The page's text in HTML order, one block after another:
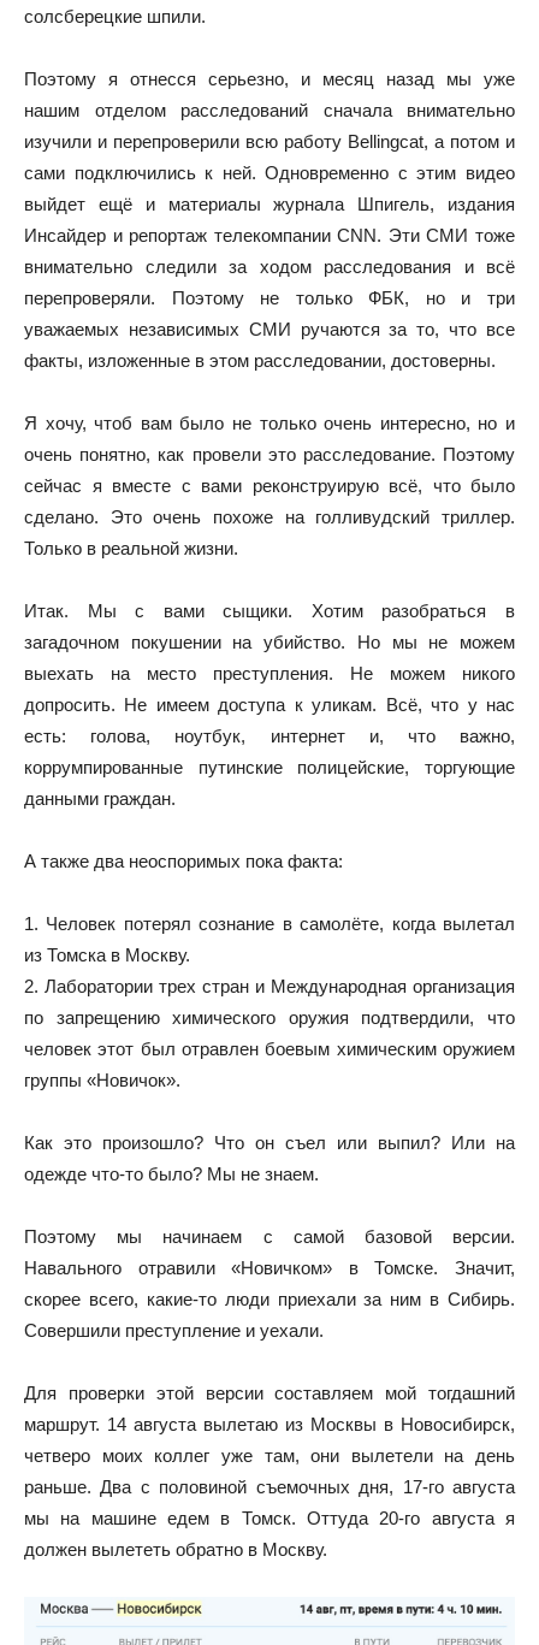
солсберецкие шпили.
Поэтому я отнесся серьезно, и месяц назад мы уже
нашим отделом расследований сначала внимательно
изучили и перепроверили всю работу Bellingcat, а потом и
сами подключились к ней. Одновременно с этим видео
выйдет ещё и материалы журнала Шпигель, издания
Инсайдер и репортаж телекомпании CNN. Эти СМИ тоже
внимательно следили за ходом расследования и всё
перепроверяли. Поэтому не только ФБК, но и три
уважаемых независимых СМИ ручаются за то, что все
факты, изложенные в этом расследовании, достоверны.
Я хочу, чтоб вам было не только очень интересно, но и
очень понятно, как провели это расследование. Поэтому
сейчас я вместе с вами реконструирую всё, что было
сделано. Это очень похоже на голливудский триллер.
Только в реальной жизни.
Итак. Мы с вами сыщики. Хотим разобраться в
загадочном покушении на убийство. Но мы не можем
выехать на место преступления. Не можем никого
допросить. Не имеем доступа к уликам. Всё, что у нас
есть: голова, ноутбук, интернет и, что важно,
коррумпированные путинские полицейские, торгующие
данными граждан.
А также два неоспоримых пока факта:
1. Человек потерял сознание в самолёте, когда вылетал
из Томска в Москву.
2. Лаборатории трех стран и Международная организация
по запрещению химического оружия подтвердили, что
человек этот был отравлен боевым химическим оружием
группы «Новичок».
Как это произошло? Что он съел или выпил? Или на
одежде что-то было? Мы не знаем.
Поэтому мы начинаем с самой базовой версии.
Навального отравили «Новичком» в Томске. Значит,
скорее всего, какие-то люди приехали за ним в Сибирь.
Совершили преступление и уехали.
Для проверки этой версии составляем мой тогдашний
маршрут. 14 августа вылетаю из Москвы в Новосибирск,
четверо моих коллег уже там, они вылетели на день
раньше. Два с половиной съемочных дня, 17-го августа
мы на машине едем в Томск. Оттуда 20-го августа я
должен вылететь обратно в Москву.